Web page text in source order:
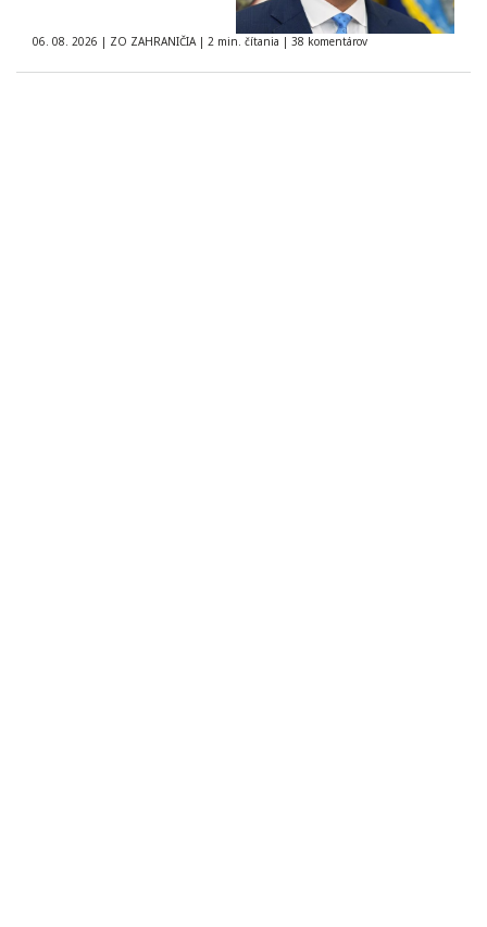
06. 08. 2026 | ZO ZAHRANIČIA | 2 min. čítania | 38 komentárov